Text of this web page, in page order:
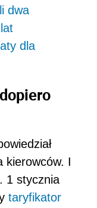
dwa
dla
kierowców. I
1 stycznia
taryfikator